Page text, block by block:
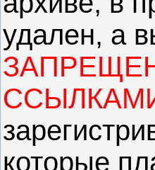
удален, а
которые